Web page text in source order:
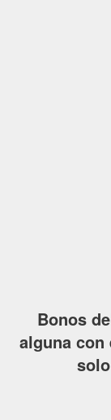
Bonos
alguna con